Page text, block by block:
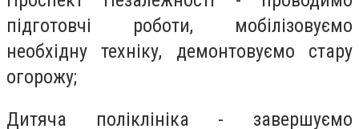
підготовчі роботи, мобілізовуємо
необхідну техніку, демонтовуємо стару
огорожу;
Дитяча поліклініка - завершуємо